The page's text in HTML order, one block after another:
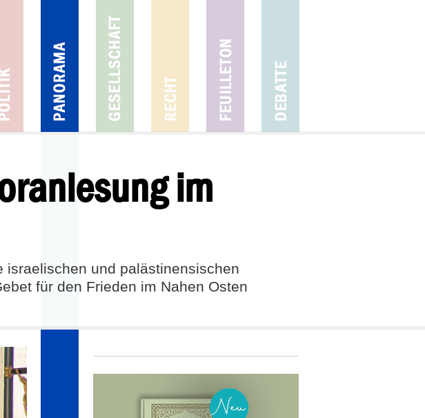
im
israelischen und palästinensischen
für den Frieden im Nahen Osten